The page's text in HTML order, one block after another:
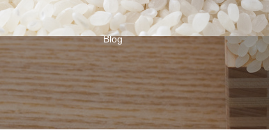
ブログ
Blog